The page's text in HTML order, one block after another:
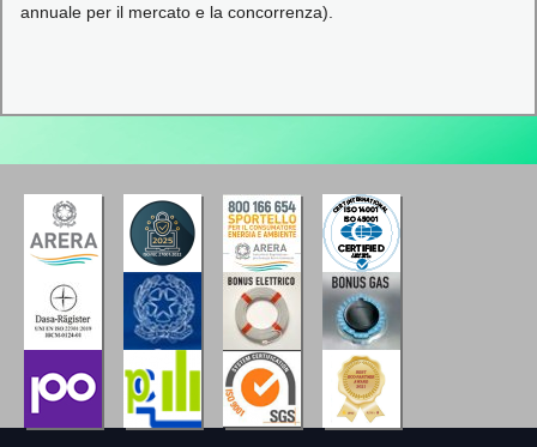
annuale per il mercato e la concorrenza).